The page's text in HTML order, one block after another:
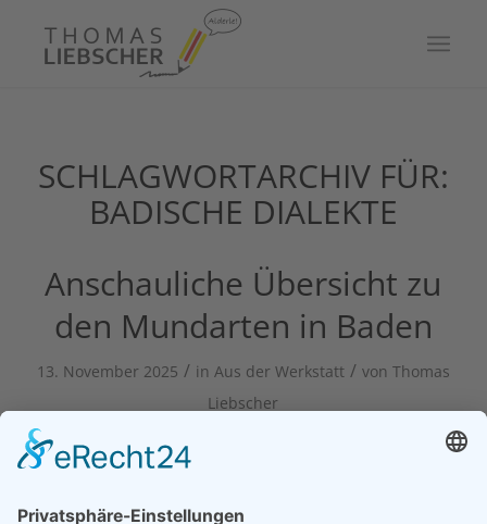
SCHLAGWORTARCHIV FÜR:
BADISCHE DIALEKTE
Anschauliche Übersicht zu
den Mundarten in Baden
13. November 2025 / in Aus der Werkstatt / von Thomas
Liebscher
Hätten Sie es gewusst, wie viele unterschiedliche